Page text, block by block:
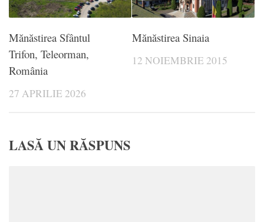
Mănăstirea Sfântul
Trifon, Teleorman,
România
27 APRILIE 2026
Mănăstirea Sinaia
12 NOIEMBRIE 2015
LASĂ UN RĂSPUNS